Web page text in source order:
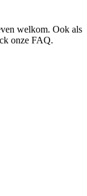
welkom. Ook als
onze FAQ.